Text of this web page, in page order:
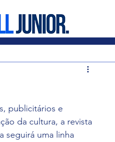
publicitários e
da cultura, a revista
seguirá uma linha